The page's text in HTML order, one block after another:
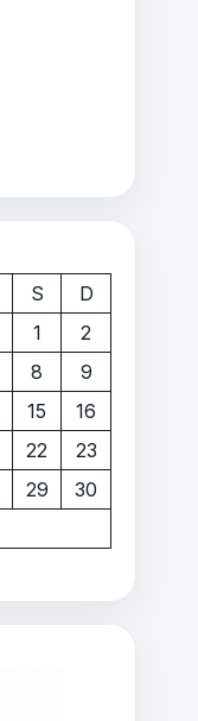
S
D
1
2
8
9
15
16
22
23
29
30